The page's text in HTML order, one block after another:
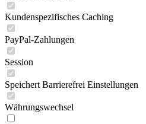
Kundenspezifisches Caching
PayPal-Zahlungen
Session
Speichert Barrierefrei Einstellungen
Währungswechsel